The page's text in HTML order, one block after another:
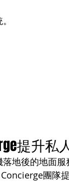
提升私
地後的地面
團隊